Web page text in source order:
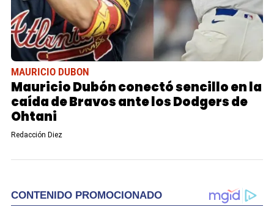
MAURICIO DUBON
Mauricio Dubón conectó sencillo en la
caída de Bravos ante los Dodgers de
Ohtani
Redacción Diez